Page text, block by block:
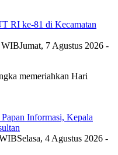
RI ke-81 di Kecamatan
WIBJumat, 7 Agustus 2026 -
memeriahkan Hari
Informasi, Kepala
Selasa, 4 Agustus 2026 -